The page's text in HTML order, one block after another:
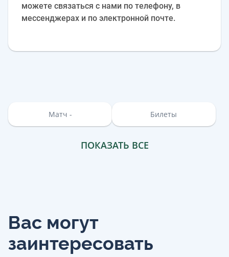
можете связаться с нами по телефону, в
мессенджерах и по электронной почте.
Матч - Билеты
ПОКАЗАТЬ ВСЕ
Вас могут
заинтересовать